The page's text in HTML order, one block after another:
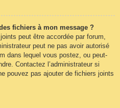
fichiers à mon message ?
peut être accordée par forum,
peut ne pas avoir autorisé
dans lequel vous postez, ou peut-
Contactez l’administrateur si
pouvez pas ajouter de fichiers joints